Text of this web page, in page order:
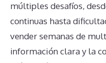
múltiples desafíos,
continuas hasta
vender semanas de
información clara y la